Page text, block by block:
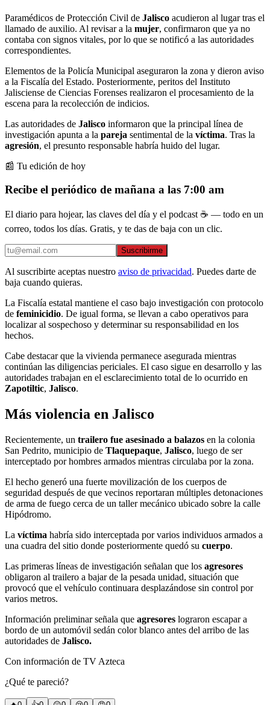
Paramédicos de Protección Civil de Jalisco acudieron al lugar tras el
llamado de auxilio. Al revisar a la mujer, confirmaron que ya no
contaba con signos vitales, por lo que se notificó a las autoridades
correspondientes.
Elementos de la Policía Municipal aseguraron la zona y dieron aviso
a la Fiscalía del Estado. Posteriormente, peritos del Instituto
Jalisciense de Ciencias Forenses realizaron el procesamiento de la
escena para la recolección de indicios.
Las autoridades de Jalisco informaron que la principal línea de
investigación apunta a la pareja sentimental de la víctima. Tras la
agresión, el presunto responsable habría huido del lugar.
📰 Tu edición de hoy
Recibe el periódico de mañana a las 7:00 am
El diario para hojear, las claves del día y el podcast ☕ — todo en un
correo, todos los días. Gratis, y te das de baja con un clic.
Suscribirme
Al suscribirte aceptas nuestro aviso de privacidad. Puedes darte de
baja cuando quieras.
La Fiscalía estatal mantiene el caso bajo investigación con protocolo
de feminicidio. De igual forma, se llevan a cabo operativos para
localizar al sospechoso y determinar su responsabilidad en los
hechos.
Cabe destacar que la vivienda permanece asegurada mientras
continúan las diligencias periciales. El caso sigue en desarrollo y las
autoridades trabajan en el esclarecimiento total de lo ocurrido en
Zapotiltic, Jalisco.
Más violencia en Jalisco
Recientemente, un trailero fue asesinado a balazos en la colonia
San Pedrito, municipio de Tlaquepaque, Jalisco, luego de ser
interceptado por hombres armados mientras circulaba por la zona.
El hecho generó una fuerte movilización de los cuerpos de
seguridad después de que vecinos reportaran múltiples detonaciones
de arma de fuego cerca de un taller mecánico ubicado sobre la calle
Hipódromo.
La víctima habría sido interceptada por varios individuos armados a
una cuadra del sitio donde posteriormente quedó su cuerpo.
Las primeras líneas de investigación señalan que los agresores
obligaron al trailero a bajar de la pesada unidad, situación que
provocó que el vehículo continuara desplazándose sin control por
varios metros.
Información preliminar señala que agresores lograron escapar a
bordo de un automóvil sedán color blanco antes del arribo de las
autoridades de Jalisco.
Con información de TV Azteca
¿Qué te pareció?